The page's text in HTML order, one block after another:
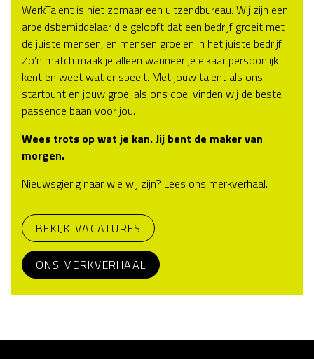
WerkTalent is niet zomaar een uitzendbureau. Wij zijn een
arbeidsbemiddelaar die gelooft dat een bedrijf groeit met
de juiste mensen, en mensen groeien in het juiste bedrijf.
Zo’n match maak je alleen wanneer je elkaar persoonlijk
kent en weet wat er speelt. Met jouw talent als ons
startpunt en jouw groei als ons doel vinden wij de beste
passende baan voor jou.
Wees trots op wat je kan. Jij bent de maker van
morgen.
Nieuwsgierig naar wie wij zijn? Lees ons merkverhaal.
BEKIJK VACATURES
ONS MERKVERHAAL